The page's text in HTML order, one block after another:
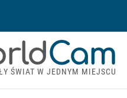
Cam
ŚWIAT W JEDNYM MIEJSCU